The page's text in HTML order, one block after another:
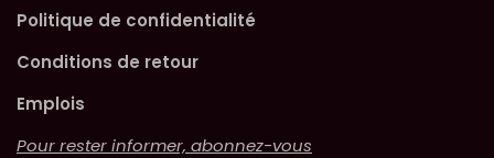
Politique de confidentialité
Conditions de retour
Emplois
Pour rester informer, abonnez-vous